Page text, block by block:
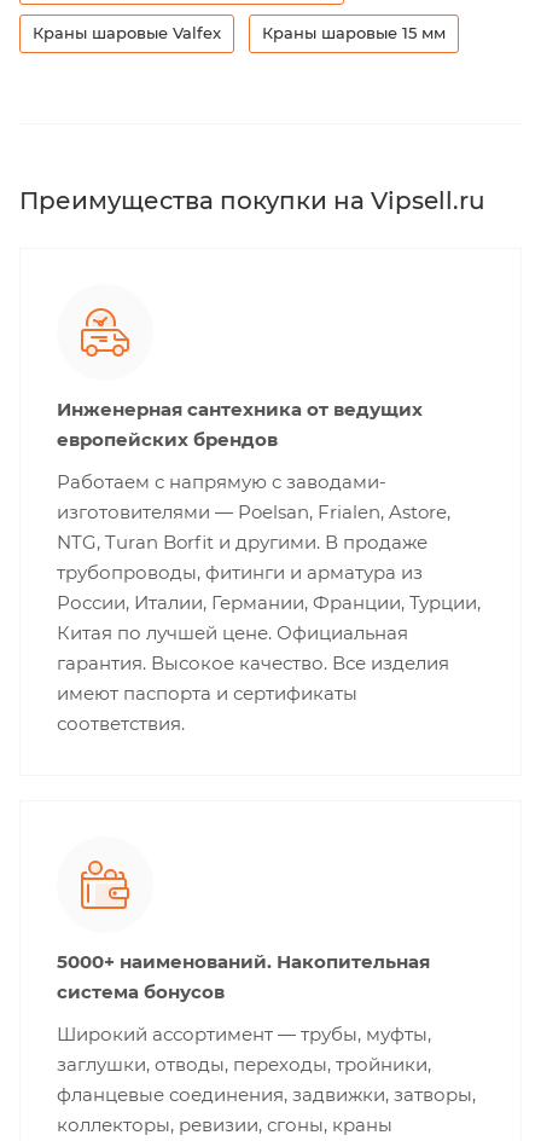
Краны шаровые Valfex Краны шаровые 15 мм
Преимущества покупки на Vipsell.ru
Инженерная сантехника от ведущих
европейских брендов
Работаем с напрямую с заводами-
изготовителями — Poelsan, Frialen, Astore,
NTG, Turan Borfit и другими. В продаже
трубопроводы, фитинги и арматура из
России, Италии, Германии, Франции, Турции,
Китая по лучшей цене. Официальная
гарантия. Высокое качество. Все изделия
имеют паспорта и сертификаты
соответствия.
5000+ наименований. Накопительная
система бонусов
Широкий ассортимент — трубы, муфты,
заглушки, отводы, переходы, тройники,
фланцевые соединения, задвижки, затворы,
коллекторы, ревизии, сгоны, краны